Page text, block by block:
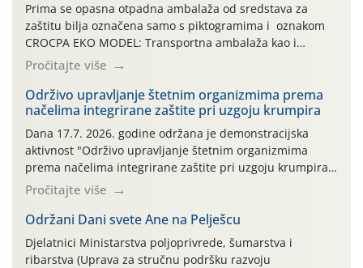
Prima se opasna otpadna ambalaža od sredstava za
zaštitu bilja označena samo s piktogramima i oznakom
CROCPA EKO MODEL: Transportna ambalaža kao i
ambalaža drugih proizvoda koji nisu sredstva za zaštitu
bilja (npr. ambalaža od mineralnih gnojiva,) se ne
prihvaća. Korisnicima je osiguran besplatni povrat
prazne ambalaže isključivo ovih tvrtki: AGROCHEM-MAKS,
AGRONOM, ALBAUGH TKI* (PINUS […]
Pročitajte više
Održivo upravljanje štetnim organizmima prema
načelima integrirane zaštite pri uzgoju krumpira
Dana 17.7. 2026. godine održana je demonstracijska
aktivnost "Održivo upravljanje štetnim organizmima
prema načelima integrirane zaštite pri uzgoju krumpira"
na pokusnom polju "Poredje", kraj naselja Belica (ARKOD
parcela ID 2445031) (središnji dio Međimurske županije).
Pročitajte više
Održani Dani svete Ane na Pelješcu
Djelatnici Ministarstva poljoprivrede, šumarstva i
ribarstva (Uprava za stručnu podršku razvoju